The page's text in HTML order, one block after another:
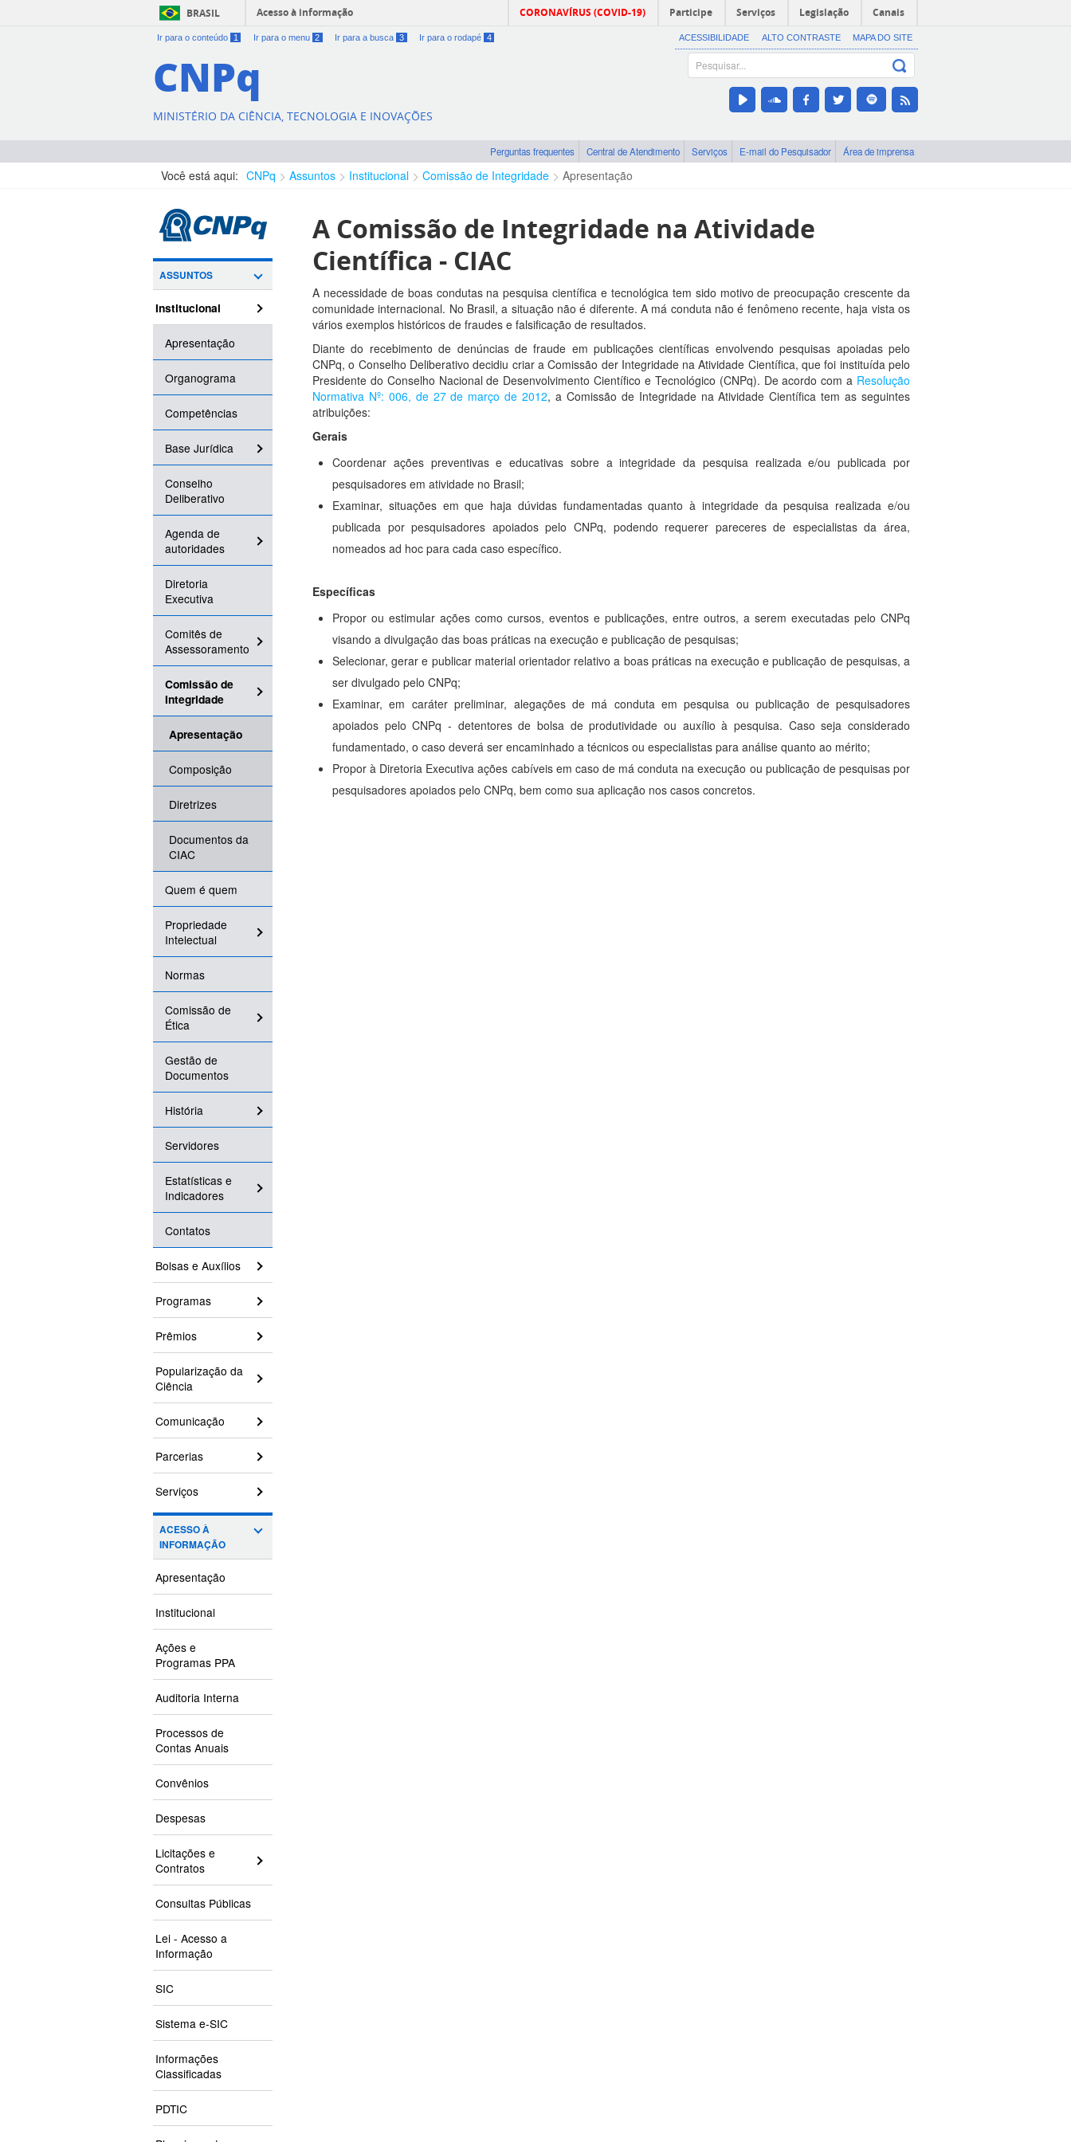
BRASIL Acesso à informação CORONAVÍRUS (COVID-19) Participe Serviços Legislação Canais
Ir para o conteúdo 1 Ir para o menu 2 Ir para a busca 3 Ir para o rodapé 4 ACESSIBILIDADE ALTO CONTRASTE MAPA DO SITE
CNPq
MINISTÉRIO DA CIÊNCIA, TECNOLOGIA E INOVAÇÕES
Perguntas frequentes Central de Atendimento Serviços E-mail do Pesquisador Área de imprensa
Você está aqui: CNPq Assuntos Institucional Comissão de Integridade Apresentação
ASSUNTOS
Institucional
Apresentação
Organograma
Competências
Base Jurídica
Conselho
Deliberativo
Agenda de
autoridades
Diretoria
Executiva
Comitês de
Assessoramento
Comissão de
Integridade
Apresentação
Composição
Diretrizes
Documentos da
CIAC
Quem é quem
Propriedade
Intelectual
Normas
Comissão de
Ética
Gestão de
Documentos
História
Servidores
Estatísticas e
Indicadores
Contatos
Bolsas e Auxílios
Programas
Prêmios
Popularização da
Ciência
Comunicação
Parcerias
Serviços
ACESSO À
INFORMAÇÃO
Apresentação
Institucional
Ações e
Programas PPA
Auditoria Interna
Processos de
Contas Anuais
Convênios
Despesas
Licitações e
Contratos
Consultas Públicas
Lei - Acesso a
Informação
SIC
Sistema e-SIC
Informações
Classificadas
PDTIC
A Comissão de Integridade na Atividade
Científica - CIAC
A necessidade de boas condutas na pesquisa científica e tecnológica tem sido motivo de preocupação crescente da
comunidade internacional. No Brasil, a situação não é diferente. A má conduta não é fenômeno recente, haja vista os
vários exemplos históricos de fraudes e falsificação de resultados.
Diante do recebimento de denúncias de fraude em publicações científicas envolvendo pesquisas apoiadas pelo
CNPq, o Conselho Deliberativo decidiu criar a Comissão der Integridade na Atividade Científica, que foi instituída pelo
Presidente do Conselho Nacional de Desenvolvimento Científico e Tecnológico (CNPq). De acordo com a Resolução
Normativa Nº: 006, de 27 de março de 2012, a Comissão de Integridade na Atividade Científica tem as seguintes
atribuições:
Gerais
Coordenar ações preventivas e educativas sobre a integridade da pesquisa realizada e/ou publicada por
pesquisadores em atividade no Brasil;
Examinar, situações em que haja dúvidas fundamentadas quanto à integridade da pesquisa realizada e/ou
publicada por pesquisadores apoiados pelo CNPq, podendo requerer pareceres de especialistas da área,
nomeados ad hoc para cada caso específico.
Específicas
Propor ou estimular ações como cursos, eventos e publicações, entre outros, a serem executadas pelo CNPq
visando a divulgação das boas práticas na execução e publicação de pesquisas;
Selecionar, gerar e publicar material orientador relativo a boas práticas na execução e publicação de pesquisas, a
ser divulgado pelo CNPq;
Examinar, em caráter preliminar, alegações de má conduta em pesquisa ou publicação de pesquisadores
apoiados pelo CNPq - detentores de bolsa de produtividade ou auxílio à pesquisa. Caso seja considerado
fundamentado, o caso deverá ser encaminhado a técnicos ou especialistas para análise quanto ao mérito;
Propor à Diretoria Executiva ações cabíveis em caso de má conduta na execução ou publicação de pesquisas por
pesquisadores apoiados pelo CNPq, bem como sua aplicação nos casos concretos.